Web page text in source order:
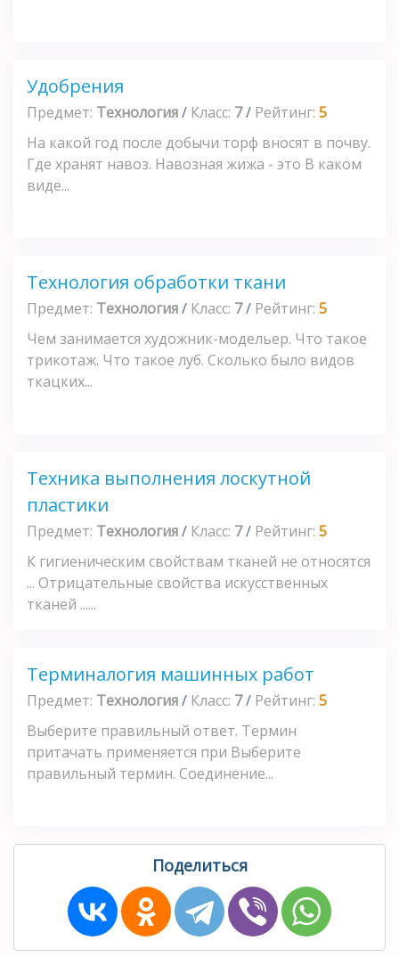
Удобрения
Предмет: Технология/ Класс: 7/ Рейтинг: 5
На какой год после добычи торф вносят в почву.
Где хранят навоз. Навозная жижа - это В каком
виде...
Технология обработки ткани
Предмет: Технология/ Класс: 7/ Рейтинг: 5
Чем занимается художник-модельер. Что такое
трикотаж. Что такое луб. Сколько было видов
ткацких...
Техника выполнения лоскутной
пластики
Предмет: Технология/ Класс: 7/ Рейтинг: 5
К гигиеническим свойствам тканей не относятся
... Отрицательные свойства искусственных
тканей ......
Терминалогия машинных работ
Предмет: Технология/ Класс: 7/ Рейтинг: 5
Выберите правильный ответ. Термин
притачать применяется при Выберите
правильный термин. Соединение...
Поделиться